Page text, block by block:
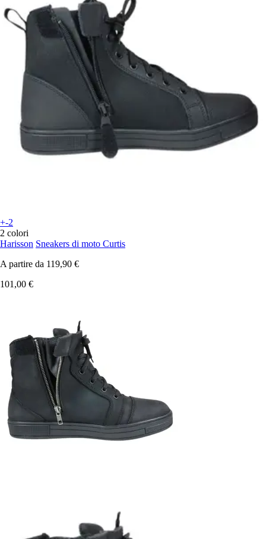
+-2
2 colori
Harisson Sneakers di moto Curtis
A partire da 119,90 €
101,00 €